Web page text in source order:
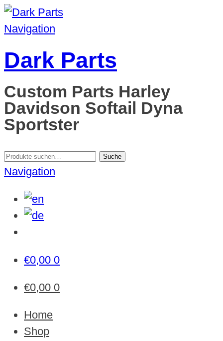
Navigation
Dark Parts
Custom Parts Harley
Davidson Softail Dyna
Sportster
Suche
nach:
Suche
Navigation
€0,00 0
€0,00 0
Home
Shop